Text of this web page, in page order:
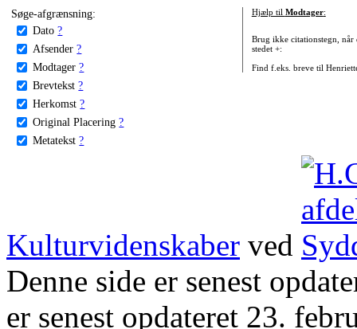
Søge-afgrænsning:
Dato ?
Afsender ?
Modtager ?
Brevtekst ?
Herkomst ?
Original Placering ?
Metatekst ?
Hjælp til Modtager:
Brug ikke citationstegn, når
stedet +:
Find f.eks. breve til
Kulturvidenskaber ved
Denne side er senest
er senest opdateret 23.